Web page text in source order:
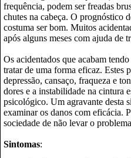
frequência, podem ser freadas
chutes na cabeça. O prognóstico
costuma ser bom. Muitos
após alguns meses com ajuda de
Os acidentados que acabam
tratar de uma forma eficaz. Estes
depressão, cansaço, fraqueza e
dores e a instabilidade na cintura
psicológico. Um agravante desta
examinar os danos com eficácia.
sociedade de não levar o
Sintomas: